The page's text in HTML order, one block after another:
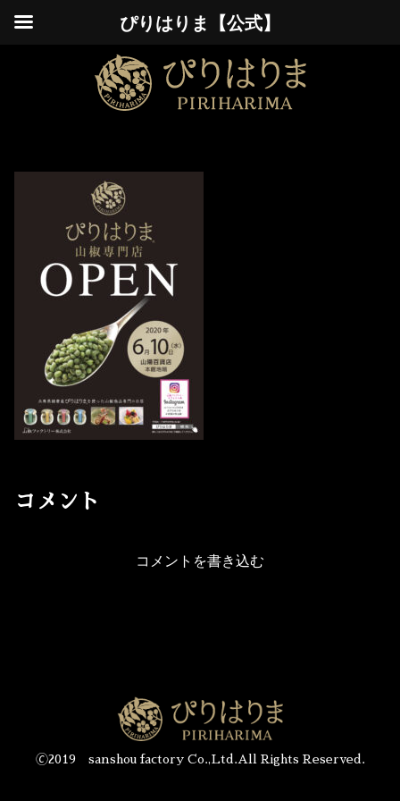
コメント
コメントを書き込む
🄫2019 sanshou factory Co.,Ltd.All Rights Reserved.
ぴりはりま【公式】